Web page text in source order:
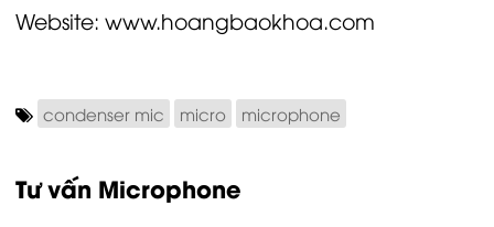
Website: www.hoangbaokhoa.com
condenser mic micro microphone
Tư vấn Microphone